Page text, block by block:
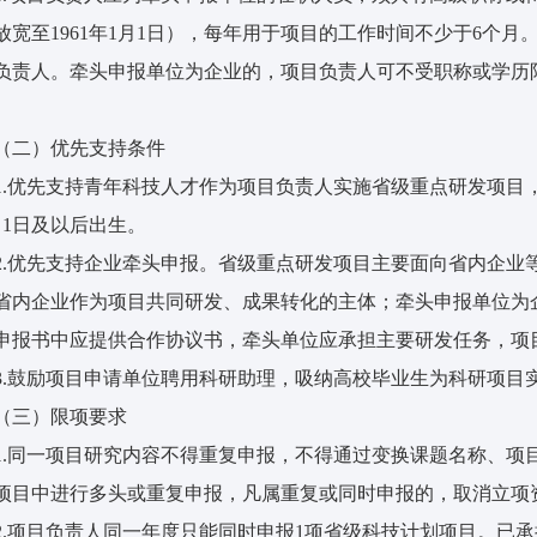
宽至1961年1月1日），每年用于项目的工作时间不少于6个月
责人。牵头申报单位为企业的，项目负责人可不受职称或学
二）优先支持条件
优先支持青年科技人才作为项目负责人实施省级重点研发项目
日及以后出生。
优先支持企业牵头申报。省级重点研发项目主要面向省内企
内企业作为项目共同研发、成果转化的主体；牵头申报单位
报书中应提供合作协议书，牵头单位应承担主要研发任务，
鼓励项目申请单位聘用科研助理，吸纳高校毕业生为科研项
三）限项要求
同一项目研究内容不得重复申报，不得通过变换课题名称、
目中进行多头或重复申报，凡属重复或同时申报的，取消立项
项目负责人同一年度只能同时申报1项省级科技计划项目。已